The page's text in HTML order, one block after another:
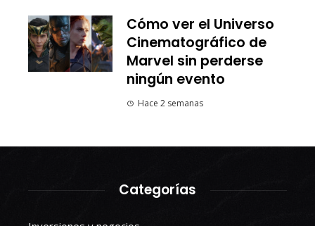
Cómo ver el Universo
Cinematográfico de
Marvel sin perderse
ningún evento
Hace 2 semanas
Categorías